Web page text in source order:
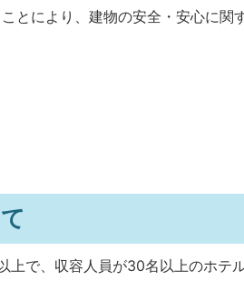
とにより、建物の安全・安心に関
で、収容人員が30名以上のホテル